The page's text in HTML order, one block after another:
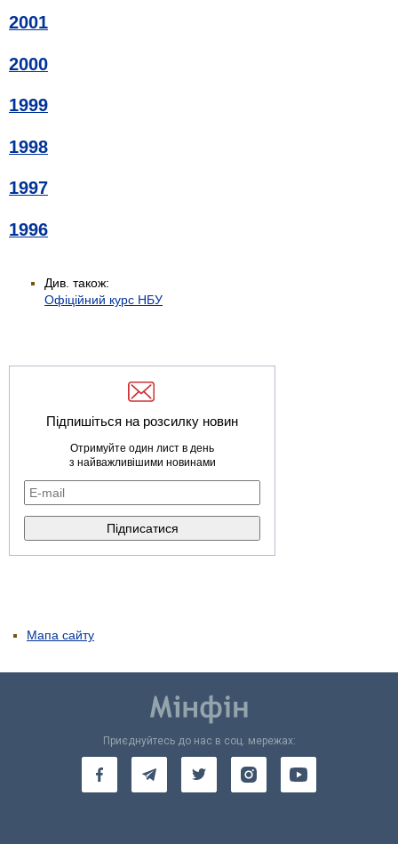
2001
2000
1999
1998
1997
1996
Див. також:
Офіційний курс НБУ
Підпишіться на розсилку новин
Отримуйте один лист в день
з найважливішими новинами
Мапа сайту
Приєднуйтесь до нас в соц. мережах: